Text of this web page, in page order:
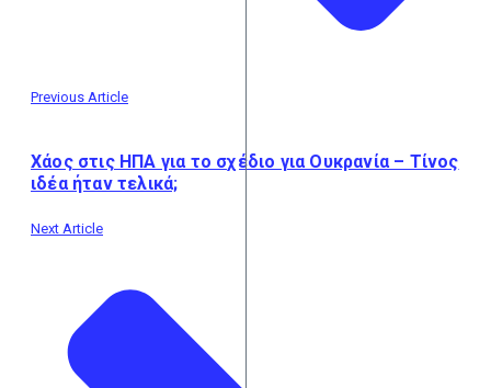
Previous Article
Χάος στις ΗΠΑ για το σχέδιο για Ουκρανία – Τίνος
ιδέα ήταν τελικά;
Next Article